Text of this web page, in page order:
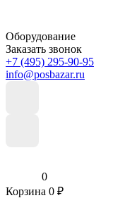
Оборудование
Заказать звонок
+7 (495) 295-90-95
info@posbazar.ru
0
Корзина 0 ₽